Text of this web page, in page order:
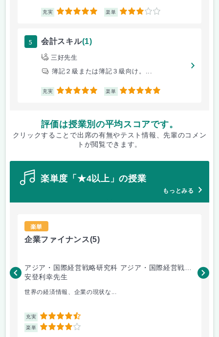
充実 5 楽単 3
5 会計スキル(1)
三好先生
簿記２級または簿記３級向け。...
充実 5 楽単 5
評価は授業別の平均スコアです。
クリックすることで出席の有無やテスト情報、先輩のコメン
トが閲覧できます。
楽単度「★4以上」の授業
もっとみる
楽単
企業ファイナンス(5)
アジア・国際経営戦略研究科 アジア・国際経営戦略
専攻
安登利幸先生
世界の経済情報、企業の現状な...
充実 4.5
楽単 4
専
三